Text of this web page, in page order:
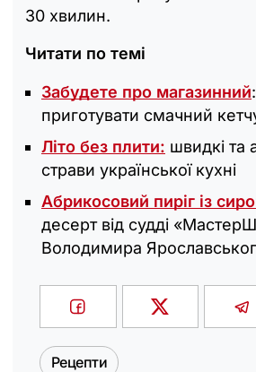
30 хвилин.
Читати по темі
Забудете про магазинний
приготувати смачний
Літо без плити: швидкі та
страви української кухні
Абрикосовий пиріг із
десерт від судді
Володимира
Рецепти